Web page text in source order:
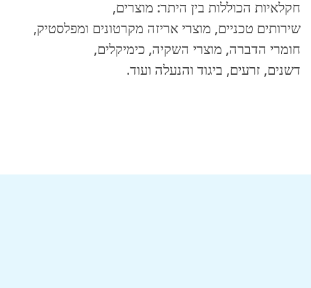
לאזור
מרכזי
חקלאיות הכוללות בין היתר: מוצרים,
שירותים טכניים, מוצרי אריזה מקרטונים ומפלסטיק,
חומרי הדברה, מוצרי השקיה, כימיקלים,
דשנים, זרעים, ביגוד והנעלה ועוד.